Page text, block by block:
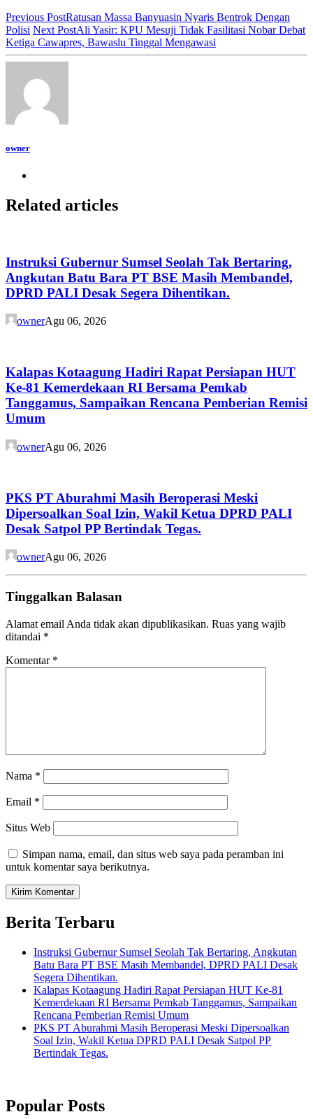
Previous PostRatusan Massa Banyuasin Nyaris Bentrok Dengan
Polisi Next PostAli Yasir: KPU Mesuji Tidak Fasilitasi Nobar Debat
Ketiga Cawapres, Bawaslu Tinggal Mengawasi
owner
Related articles
Instruksi Gubernur Sumsel Seolah Tak Bertaring,
Angkutan Batu Bara PT BSE Masih Membandel,
DPRD PALI Desak Segera Dihentikan.
ownerAgu 06, 2026
Kalapas Kotaagung Hadiri Rapat Persiapan HUT
Ke-81 Kemerdekaan RI Bersama Pemkab
Tanggamus, Sampaikan Rencana Pemberian Remisi
Umum
ownerAgu 06, 2026
PKS PT Aburahmi Masih Beroperasi Meski
Dipersoalkan Soal Izin, Wakil Ketua DPRD PALI
Desak Satpol PP Bertindak Tegas.
ownerAgu 06, 2026
Tinggalkan Balasan
Alamat email Anda tidak akan dipublikasikan. Ruas yang wajib
ditandai *
Komentar *
Nama *
Email *
Situs Web
Simpan nama, email, dan situs web saya pada peramban ini
untuk komentar saya berikutnya.
Berita Terbaru
Instruksi Gubernur Sumsel Seolah Tak Bertaring, Angkutan
Batu Bara PT BSE Masih Membandel, DPRD PALI Desak
Segera Dihentikan.
Kalapas Kotaagung Hadiri Rapat Persiapan HUT Ke-81
Kemerdekaan RI Bersama Pemkab Tanggamus, Sampaikan
Rencana Pemberian Remisi Umum
PKS PT Aburahmi Masih Beroperasi Meski Dipersoalkan
Soal Izin, Wakil Ketua DPRD PALI Desak Satpol PP
Bertindak Tegas.
Popular Posts